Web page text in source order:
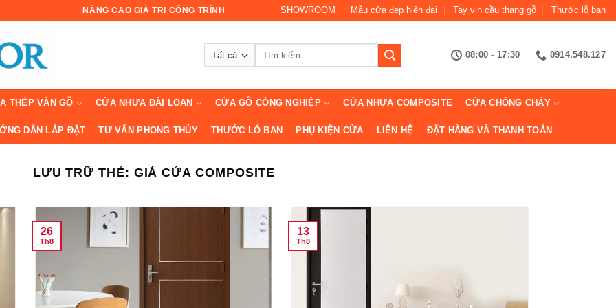
NÂNG CAO GIÁ TRỊ CÔNG TRÌNH SHOWROOM Mẫu cửa đẹp hiện đại Tay vịn cầu thang gỗ Thước lỗ ban
08:00 - 17:30 0914.548.127
THÉP VÂN GỖ CỬA NHỰA ĐÀI LOAN CỬA GỖ CÔNG NGHIỆP CỬA NHỰA COMPOSITE CỬA CHỐNG CHÁY
DẪN LẮP ĐẶT TƯ VẤN PHONG THỦY THƯỚC LỖ BAN PHỤ KIỆN CỬA LIÊN HỆ ĐẶT HÀNG VÀ THANH TOÁN
LƯU TRỮ THẺ: GIÁ CỬA COMPOSITE
26
Th8
13
Th8